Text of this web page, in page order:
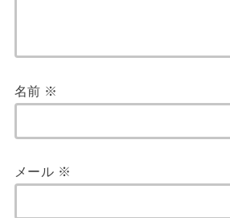
名前 ※
メール ※